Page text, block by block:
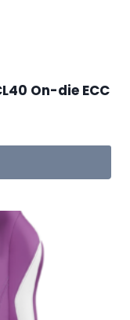
On-die ECC